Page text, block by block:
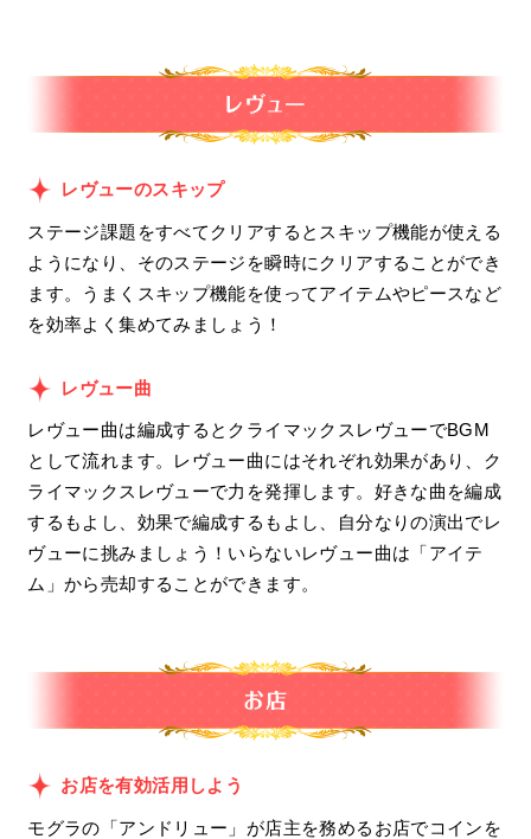
レヴューのスキップ
ステージ課題をすべてクリアするとスキップ機能が使える
ようになり、そのステージを瞬時にクリアすることができ
ます。うまくスキップ機能を使ってアイテムやピースなど
を効率よく集めてみましょう！
レヴュー曲
レヴュー曲は編成するとクライマックスレヴューでBGM
として流れます。レヴュー曲にはそれぞれ効果があり、ク
ライマックスレヴューで力を発揮します。好きな曲を編成
するもよし、効果で編成するもよし、自分なりの演出でレ
ヴューに挑みましょう！いらないレヴュー曲は「アイテ
ム」から売却することができます。
お店を有効活用しよう
モグラの「アンドリュー」が店主を務めるお店でコインを